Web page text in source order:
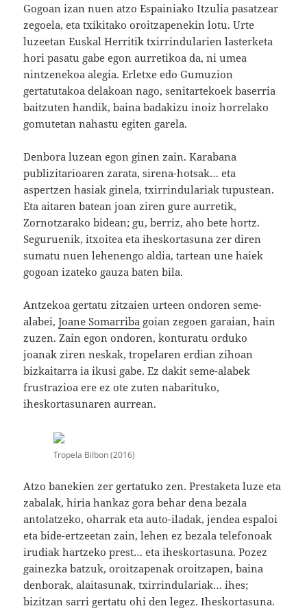
Gogoan izan nuen atzo Espainiako Itzulia pasatzear
zegoela, eta txikitako oroitzapenekin lotu. Urte
luzeetan Euskal Herritik txirrindularien lasterketa
hori pasatu gabe egon aurretikoa da, ni umea
nintzenekoa alegia. Erletxe edo Gumuzion
gertatutakoa delakoan nago, senitartekoek baserria
baitzuten handik, baina badakizu inoiz horrelako
gomutetan nahastu egiten garela.
Denbora luzean egon ginen zain. Karabana
publizitarioaren zarata, sirena-hotsak… eta
aspertzen hasiak ginela, txirrindulariak tupustean.
Eta aitaren batean joan ziren gure aurretik,
Zornotzarako bidean; gu, berriz, aho bete hortz.
Seguruenik, itxoitea eta iheskortasuna zer diren
sumatu nuen lehenengo aldia, tartean une haiek
gogoan izateko gauza baten bila.
Antzekoa gertatu zitzaien urteen ondoren seme-
alabei,Joane Somarriba goian zegoen garaian, hain
zuzen. Zain egon ondoren, konturatu orduko
joanak ziren neskak, tropelaren erdian zihoan
bizkaitarra ia ikusi gabe. Ez dakit seme-alabek
frustrazioa ere ez ote zuten nabarituko,
iheskortasunaren aurrean.
Tropela Bilbon (2016)
Atzo banekien zer gertatuko zen. Prestaketa luze eta
zabalak, hiria hankaz gora behar dena bezala
antolatzeko, oharrak eta auto-iladak, jendea espaloi
eta bide-ertzeetan zain, lehen ez bezala telefonoak
irudiak hartzeko prest… eta iheskortasuna. Pozez
gainezka batzuk, oroitzapenak oroitzapen, baina
denborak, alaitasunak, txirrindulariak… ihes;
bizitzan sarri gertatu ohi den legez. Iheskortasuna.